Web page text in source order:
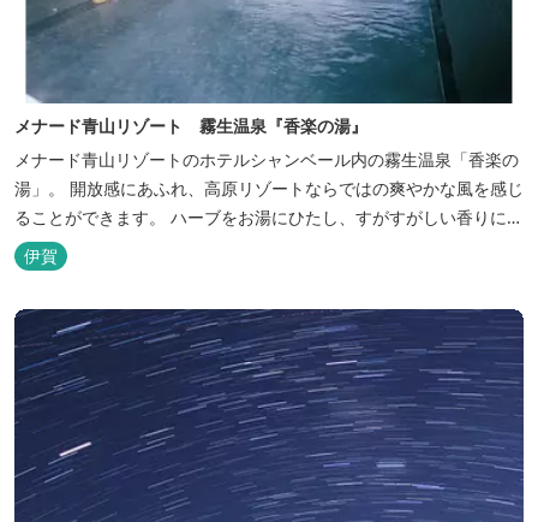
メナード青山リゾート 霧生温泉『香楽の湯』
メナード青山リゾートのホテルシャンベール内の霧生温泉「香楽の
湯」。 開放感にあふれ、高原リゾートならではの爽やかな風を感じ
ることができます。 ハーブをお湯にひたし、すがすがしい香りに心
あらわれる「香りの湯」は、特に女性の方に人気です。 その他、
広々とした空間とたっぷりのお湯が魅力の「大浴場」、高原の景色
を満喫できる「露天風呂」、さらに「ミストサウナ」の合計4種の
お湯をお楽しみいただけま...
伊賀